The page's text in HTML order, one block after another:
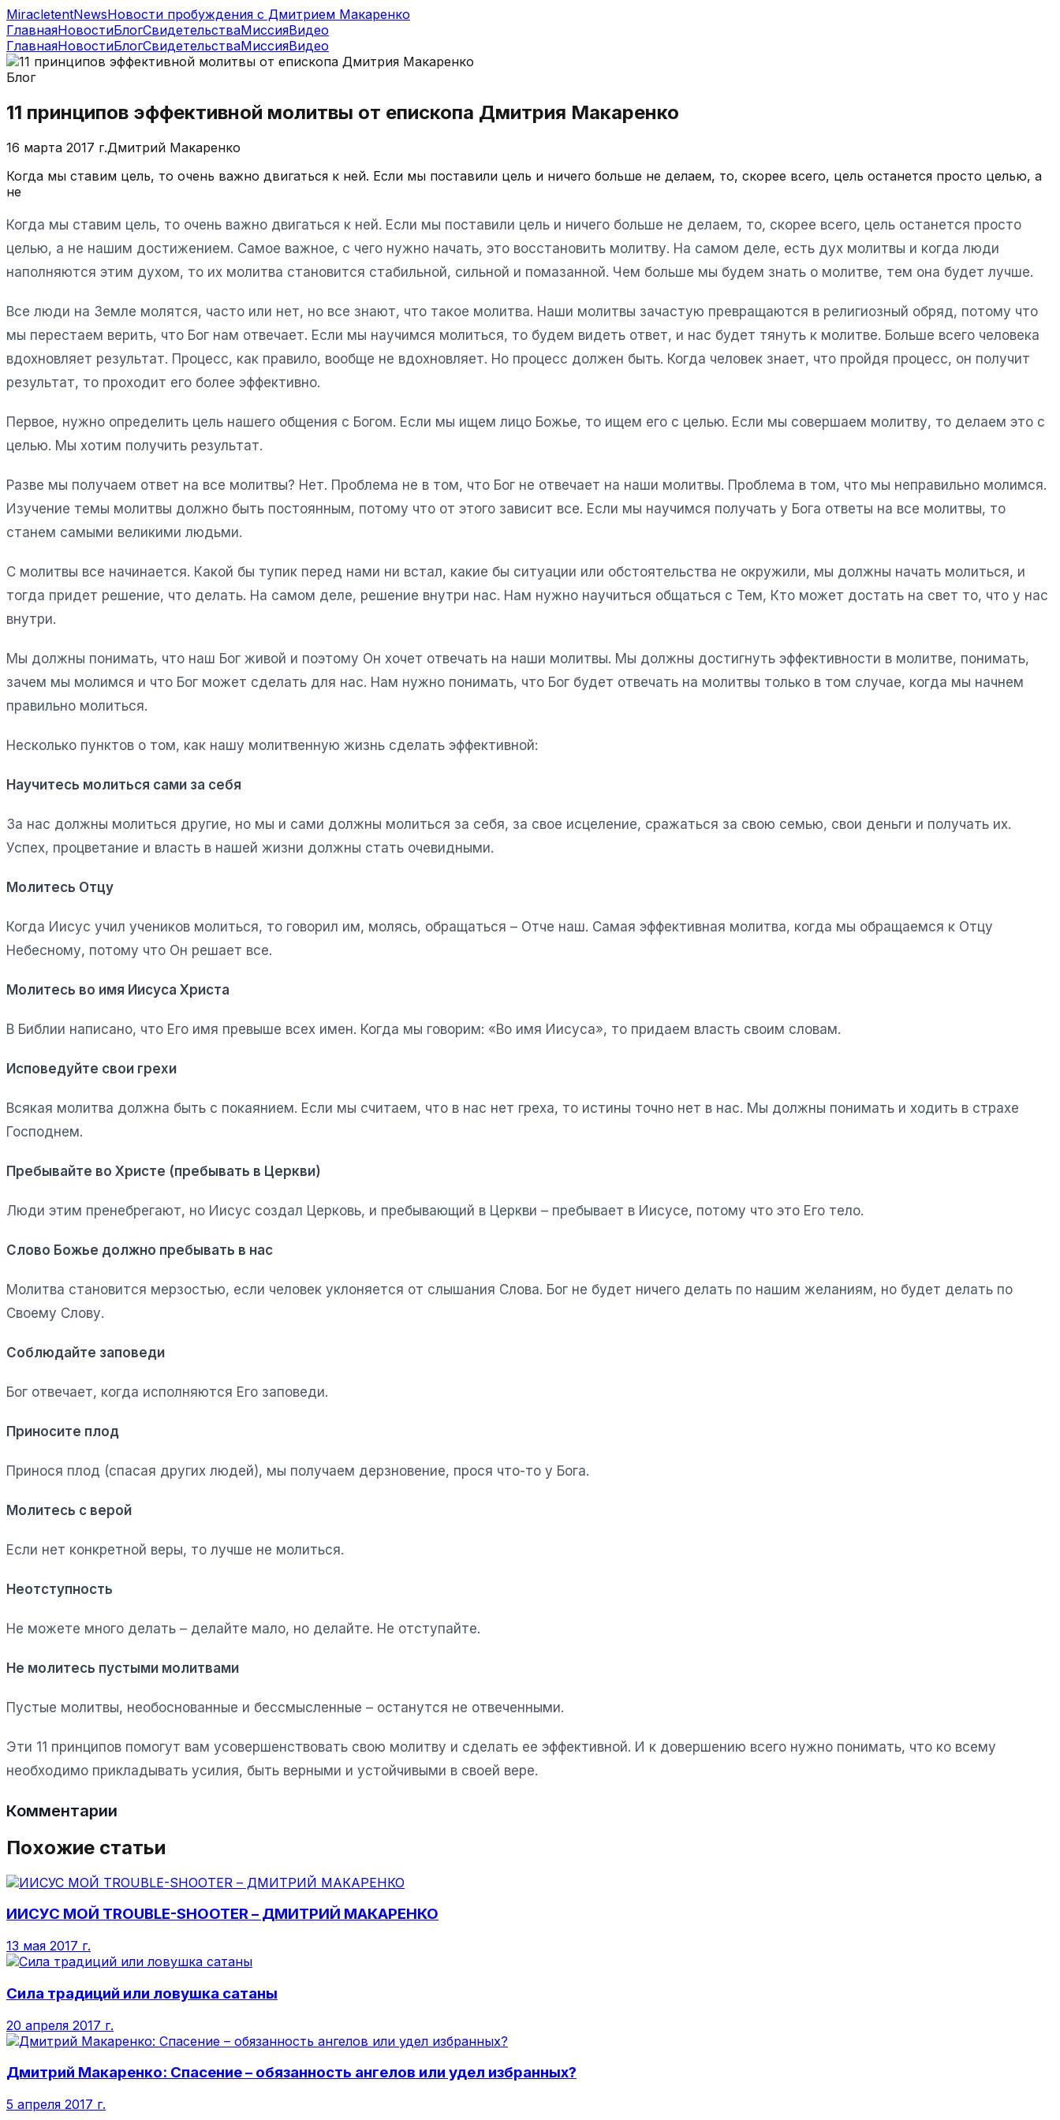
MiracletentNewsНовости пробуждения с Дмитрием Макаренко
ГлавнаяНовостиБлогСвидетельстваМиссияВидео
ГлавнаяНовостиБлогСвидетельстваМиссияВидео
Блог
11 принципов эффективной молитвы от епископа Дмитрия Макаренко
16 марта 2017 г.Дмитрий Макаренко
Когда мы ставим цель, то очень важно двигаться к ней. Если мы поставили цель и ничего больше не делаем, то, скорее всего, цель останется просто целью, а
не
Когда мы ставим цель, то очень важно двигаться к ней. Если мы поставили цель и ничего больше не делаем, то, скорее всего, цель останется просто
целью, а не нашим достижением. Самое важное, с чего нужно начать, это восстановить молитву. На самом деле, есть дух молитвы и когда люди
наполняются этим духом, то их молитва становится стабильной, сильной и помазанной. Чем больше мы будем знать о молитве, тем она будет лучше.
Все люди на Земле молятся, часто или нет, но все знают, что такое молитва. Наши молитвы зачастую превращаются в религиозный обряд, потому что
мы перестаем верить, что Бог нам отвечает. Если мы научимся молиться, то будем видеть ответ, и нас будет тянуть к молитве. Больше всего человека
вдохновляет результат. Процесс, как правило, вообще не вдохновляет. Но процесс должен быть. Когда человек знает, что пройдя процесс, он получит
результат, то проходит его более эффективно.
Первое, нужно определить цель нашего общения с Богом. Если мы ищем лицо Божье, то ищем его с целью. Если мы совершаем молитву, то делаем это с
целью. Мы хотим получить результат.
Разве мы получаем ответ на все молитвы? Нет. Проблема не в том, что Бог не отвечает на наши молитвы. Проблема в том, что мы неправильно молимся.
Изучение темы молитвы должно быть постоянным, потому что от этого зависит все. Если мы научимся получать у Бога ответы на все молитвы, то
станем самыми великими людьми.
С молитвы все начинается. Какой бы тупик перед нами ни встал, какие бы ситуации или обстоятельства не окружили, мы должны начать молиться, и
тогда придет решение, что делать. На самом деле, решение внутри нас. Нам нужно научиться общаться с Тем, Кто может достать на свет то, что у нас
внутри.
Мы должны понимать, что наш Бог живой и поэтому Он хочет отвечать на наши молитвы. Мы должны достигнуть эффективности в молитве, понимать,
зачем мы молимся и что Бог может сделать для нас. Нам нужно понимать, что Бог будет отвечать на молитвы только в том случае, когда мы начнем
правильно молиться.
Несколько пунктов о том, как нашу молитвенную жизнь сделать эффективной:
Научитесь молиться сами за себя
За нас должны молиться другие, но мы и сами должны молиться за себя, за свое исцеление, сражаться за свою семью, свои деньги и получать их.
Успех, процветание и власть в нашей жизни должны стать очевидными.
Молитесь Отцу
Когда Иисус учил учеников молиться, то говорил им, молясь, обращаться – Отче наш. Самая эффективная молитва, когда мы обращаемся к Отцу
Небесному, потому что Он решает все.
Молитесь во имя Иисуса Христа
В Библии написано, что Его имя превыше всех имен. Когда мы говорим: «Во имя Иисуса», то придаем власть своим словам.
Исповедуйте свои грехи
Всякая молитва должна быть с покаянием. Если мы считаем, что в нас нет греха, то истины точно нет в нас. Мы должны понимать и ходить в страхе
Господнем.
Пребывайте во Христе (пребывать в Церкви)
Люди этим пренебрегают, но Иисус создал Церковь, и пребывающий в Церкви – пребывает в Иисусе, потому что это Его тело.
Слово Божье должно пребывать в нас
Молитва становится мерзостью, если человек уклоняется от слышания Слова. Бог не будет ничего делать по нашим желаниям, но будет делать по
Своему Слову.
Соблюдайте заповеди
Бог отвечает, когда исполняются Его заповеди.
Приносите плод
Принося плод (спасая других людей), мы получаем дерзновение, прося что-то у Бога.
Молитесь с верой
Если нет конкретной веры, то лучше не молиться.
Неотступность
Не можете много делать – делайте мало, но делайте. Не отступайте.
Не молитесь пустыми молитвами
Пустые молитвы, необоснованные и бессмысленные – останутся не отвеченными.
Эти 11 принципов помогут вам усовершенствовать свою молитву и сделать ее эффективной. И к довершению всего нужно понимать, что ко всему
необходимо прикладывать усилия, быть верными и устойчивыми в своей вере.
Комментарии
Похожие статьи
ИИСУС МОЙ TROUBLE-SHOOTER – ДМИТРИЙ МАКАРЕНКО
13 мая 2017 г.
Сила традиций или ловушка сатаны
20 апреля 2017 г.
Дмитрий Макаренко: Спасение – обязанность ангелов или удел избранных?
5 апреля 2017 г.